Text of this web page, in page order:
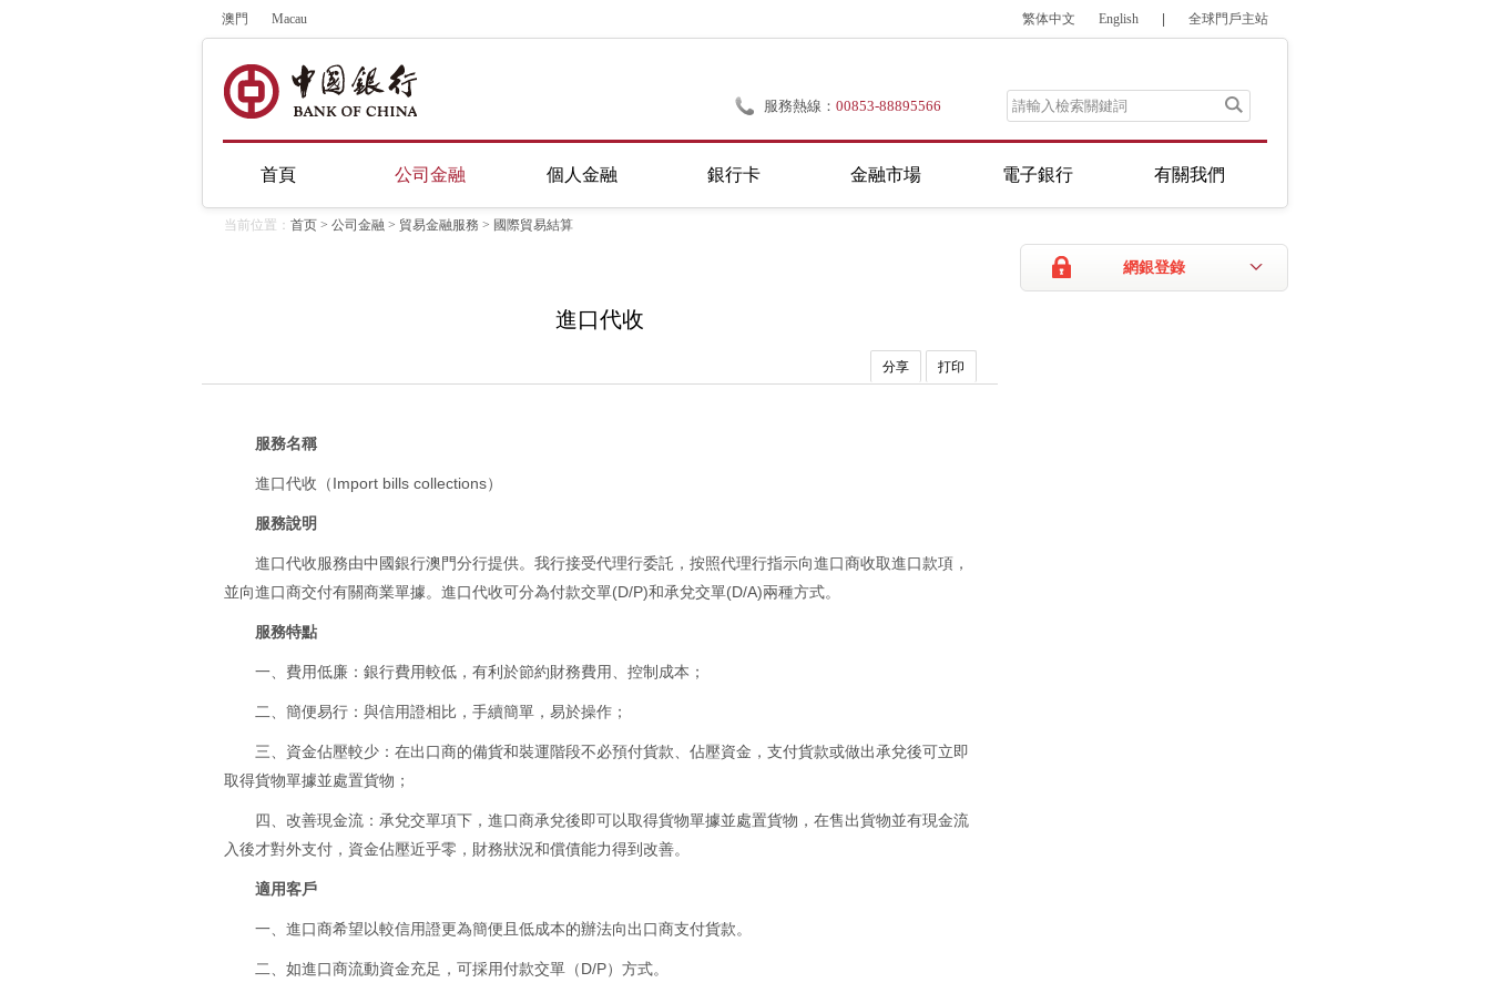
澳門 Macau 繁体中文 English 全球門戶主站
服務熱線： 00853-88895566
首頁 公司金融 個人金融 銀行卡 金融市場 電子銀行 有關我們
当前位置： 首页 > 公司金融 > 貿易金融服務 > 國際貿易結算
網銀登錄
進口代收
分享 打印
服務名稱
進口代收（Import bills collections）
服務說明
進口代收服務由中國銀行澳門分行提供。我行接受代理行委託，按照代理行指示向進口商收取進口款項，
並向進口商交付有關商業單據。進口代收可分為付款交單(D/P)和承兌交單(D/A)兩種方式。
服務特點
一、費用低廉：銀行費用較低，有利於節約財務費用、控制成本；
二、簡便易行：與信用證相比，手續簡單，易於操作；
三、資金佔壓較少：在出口商的備貨和裝運階段不必預付貨款、佔壓資金，支付貨款或做出承兌後可立即
取得貨物單據並處置貨物；
四、改善現金流：承兌交單項下，進口商承兌後即可以取得貨物單據並處置貨物，在售出貨物並有現金流
入後才對外支付，資金佔壓近乎零，財務狀況和償債能力得到改善。
適用客戶
一、進口商希望以較信用證更為簡便且低成本的辦法向出口商支付貨款。
二、如進口商流動資金充足，可採用付款交單（D/P）方式。